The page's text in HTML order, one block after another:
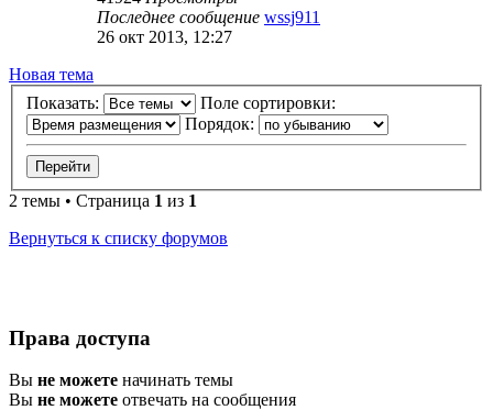
Последнее сообщение wssj911
26 окт 2013, 12:27
Новая тема
Показать:
Поле сортировки:
Порядок:
2 темы • Страница 1 из 1
Вернуться к списку форумов
Права доступа
Вы не можете начинать темы
Вы не можете отвечать на сообщения